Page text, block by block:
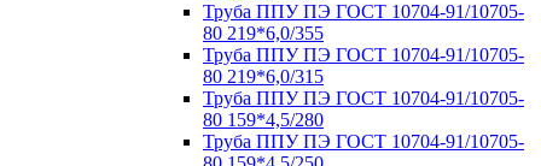
Труба ППУ ПЭ ГОСТ 10704-91/10705-
80 219*6,0/355
Труба ППУ ПЭ ГОСТ 10704-91/10705-
80 219*6,0/315
Труба ППУ ПЭ ГОСТ 10704-91/10705-
80 159*4,5/280
Труба ППУ ПЭ ГОСТ 10704-91/10705-